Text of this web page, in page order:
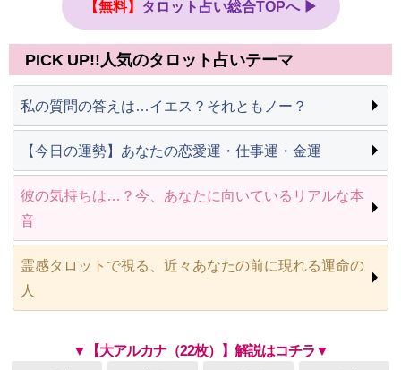
【無料】 タロット占い総合TOPへ ▶
PICK UP!!人気のタロット占いテーマ
私の質問の答えは…イエス？それともノー？
【今日の運勢】あなたの恋愛運・仕事運・金運
彼の気持ちは…？今、あなたに向いているリアルな本
音
霊感タロットで視る、近々あなたの前に現れる運命の
人
▼【大アルカナ（22枚）】解説はコチラ▼